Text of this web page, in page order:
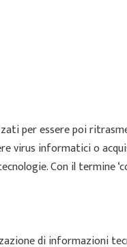
per essere poi
virus informatici o
Con il termine
di informazioni